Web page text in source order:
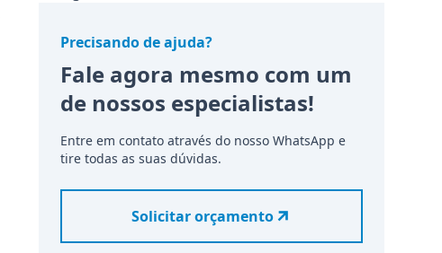
Precisando de ajuda?
Fale agora mesmo com um
de nossos especialistas!
Entre em contato através do nosso WhatsApp e
tire todas as suas dúvidas.
Solicitar orçamento